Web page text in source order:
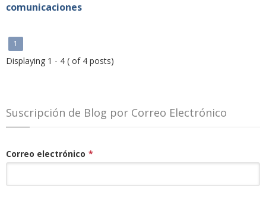
comunicaciones
1
Displaying 1 - 4 ( of 4 posts)
Suscripción de Blog por Correo Electrónico
Correo electrónico *